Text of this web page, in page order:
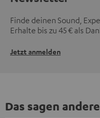
Finde deinen Sound,
Erhalte bis zu 45 € als
Jetzt anmelden
Das sagen